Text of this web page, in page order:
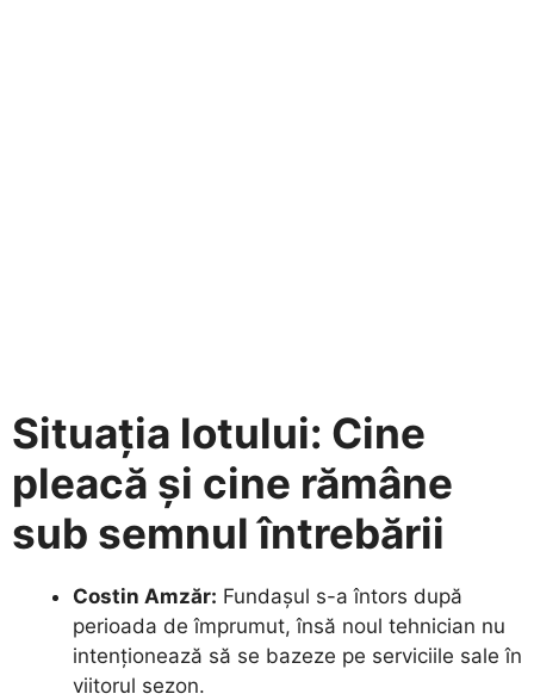
Situația lotului: Cine
pleacă și cine rămâne
sub semnul întrebării
Costin Amzăr: Fundașul s-a întors după
perioada de împrumut, însă noul tehnician nu
intenționează să se bazeze pe serviciile sale în
viitorul sezon.